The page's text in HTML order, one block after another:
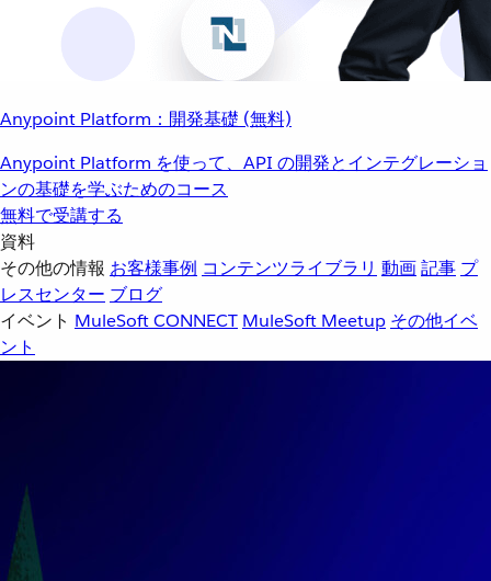
Anypoint Platform：開発基礎 (無料)
Anypoint Platform を使って、API の開発とインテグレーショ
ンの基礎を学ぶためのコース
無料で受講する
資料
その他の情報 お客様事例 コンテンツライブラリ 動画記事 プ
レスセンター ブログ
イベント MuleSoft CONNECT MuleSoft Meetup その他イベ
ント